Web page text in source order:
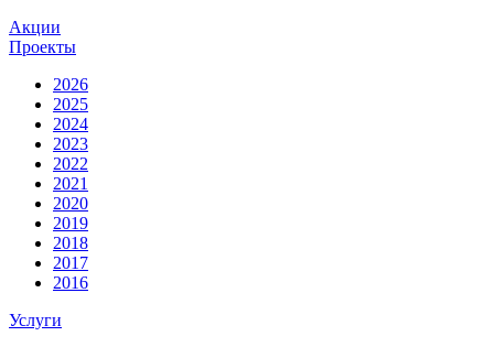
Акции
Проекты
2026
2025
2024
2023
2022
2021
2020
2019
2018
2017
2016
Услуги